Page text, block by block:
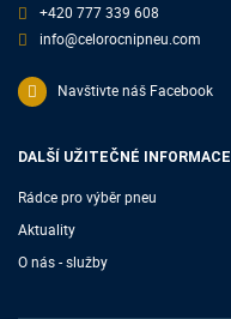
+420 777 339 608
info@celorocnipneu.com
Navštivte náš Facebook
DALŠÍ UŽITEČNÉ INFORMACE
Rádce pro výběr pneu
Aktuality
O nás - služby